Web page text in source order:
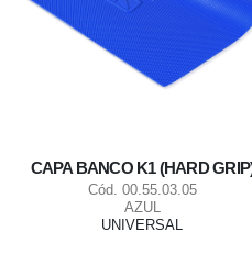
CAPA BANCO K1 (HARD
Cód. 00.55.03.05
AZUL
UNIVERSAL